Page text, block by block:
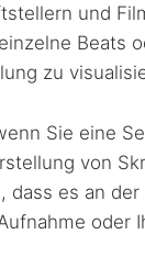
und
Beats
zu
Sie eine
von
dass es an
oder